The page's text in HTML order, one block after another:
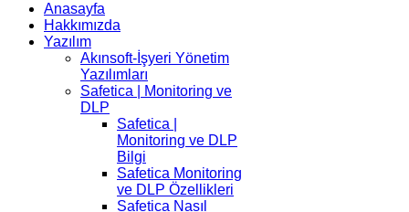
Anasayfa
Hakkımızda
Yazılım
Akınsoft-İşyeri Yönetim
Yazılımları
Safetica | Monitoring ve
DLP
Safetica |
Monitoring ve DLP
Bilgi
Safetica Monitoring
ve DLP Özellikleri
Safetica Nasıl